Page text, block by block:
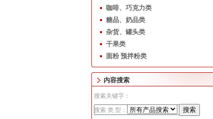
咖啡、巧克力类
糖品、奶品类
杂货、罐头类
干果类
面粉 预拌粉类
内容搜索
搜索关键字：
搜索 类 型：